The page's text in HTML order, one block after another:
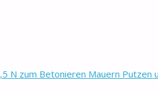
N zum Betonieren Mauern Putzen